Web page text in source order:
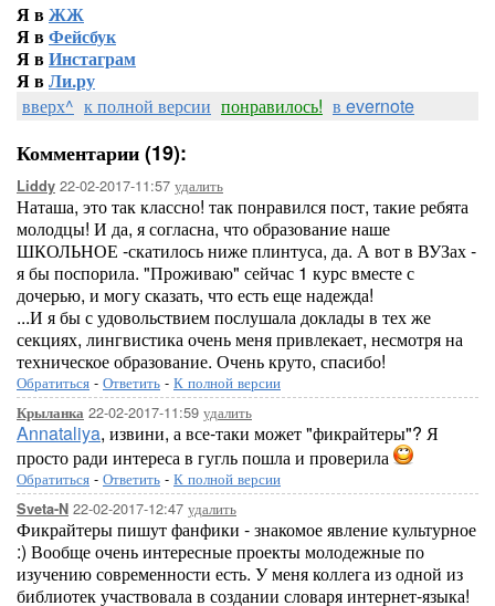
Я вЖЖ
Я вФейсбук
Я вИнстаграм
Я вЛи.ру
вверх^ к полной версии понравилось! в evernote
Комментарии (19):
Liddy 22-02-2017-11:57 удалить
Наташа, это так классно! так понравился пост, такие ребята
молодцы! И да, я согласна, что образование наше
ШКОЛЬНОЕ -скатилось ниже плинтуса, да. А вот в ВУЗах -
я бы поспорила. "Проживаю" сейчас 1 курс вместе с
дочерью, и могу сказать, что есть еще надежда!
...И я бы с удовольствием послушала доклады в тех же
секциях, лингвистика очень меня привлекает, несмотря на
техническое образование. Очень круто, спасибо!
Обратиться - Ответить - К полной версии
Крыланка 22-02-2017-11:59 удалить
Annataliya, извини, а все-таки может "фикрайтеры"? Я
просто ради интереса в гугль пошла и проверила
Обратиться - Ответить - К полной версии
Sveta-N 22-02-2017-12:47 удалить
Фикрайтеры пишут фанфики - знакомое явление культурное
:) Вообще очень интересные проекты молодежные по
изучению современности есть. У меня коллега из одной из
библиотек участвовала в создании словаря интернет-языка!